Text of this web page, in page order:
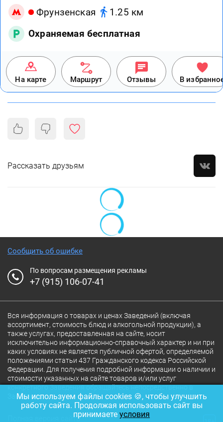
Фрунзенская
1.25 км
Охраняемая бесплатная
На карте Маршрут Отзывы В
Рассказать друзьям
Сообщить об ошибке
По вопросам размещения рекламы
+7 (915) 106-07-41
Вся информация о товарах и ценах Заведений (включая
ассортимент, стоимость блюд и алкогольной продукции), а
также услугах, предоставленная на сайте, носит
исключительно информационно-справочный характер и ни при
каких условиях не является публичной офертой, определяемой
положениями статьи 437 Гражданского кодекса Российской
Федерации. Для получения подробной информации о наличии и
стоимости указанных на сайте товаров и/или услуг
конкретного Заведения обращайтесь непосредственно в
Заведение.
Полная версия сайта
Мы используем файлы cookies 🍪, чтобы улучшить
работу сайта. Продолжая использовать сайт вы
принимаете условия